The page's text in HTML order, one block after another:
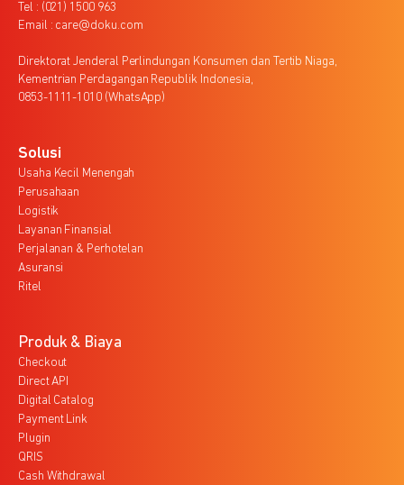
Tel : (021) 1500 963
Email : care@doku.com
Direktorat Jenderal Perlindungan Konsumen dan Tertib Niaga,
Kementrian Perdagangan Republik Indonesia,
0853-1111-1010 (WhatsApp)
Solusi
Usaha Kecil Menengah
Perusahaan
Logistik
Layanan Finansial
Perjalanan & Perhotelan
Asuransi
Ritel
Produk & Biaya
Checkout
Direct API
Digital Catalog
Payment Link
Plugin
QRIS
Cash Withdrawal